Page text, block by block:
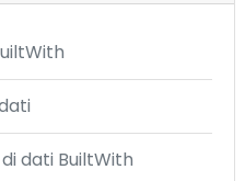
dati BuiltWith